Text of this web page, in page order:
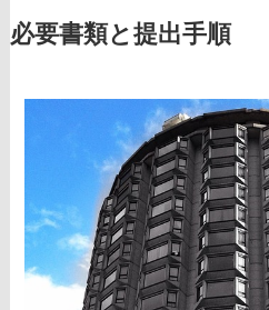
必要書類と提出手順